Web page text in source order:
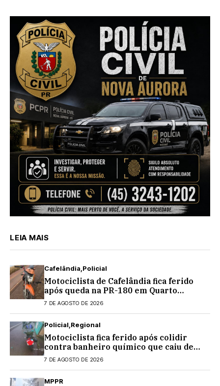
LEIA MAIS
Cafelândia Policial
Motociclista de Cafelândia fica ferido
após queda na PR-180 em Quarto
Centenário
7 DE AGOSTO DE 2026
Policial Regional
Motociclista fica ferido após colidir
contra banheiro químico que caiu de
caminhão na PRC-467, em Cascavel
7 DE AGOSTO DE 2026
MPPR